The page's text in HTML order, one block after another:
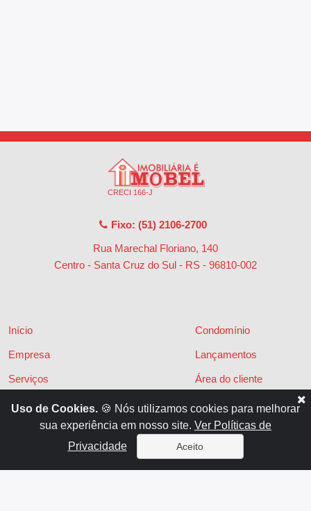
CRECI 166-J
Fixo: (51) 2106-2700
Rua Marechal Floriano, 140
Centro - Santa Cruz do Sul - RS - 96810-002
Início
Empresa
Serviços
Financiamentos
Locações
Condomínio
Lançamentos
Área do cliente
Políticas de privacidade
Contato
Uso de Cookies. 🍪 Nós utilizamos cookies para melhorar
sua experiência em nosso site. Ver Políticas de
Privacidade
Aceito